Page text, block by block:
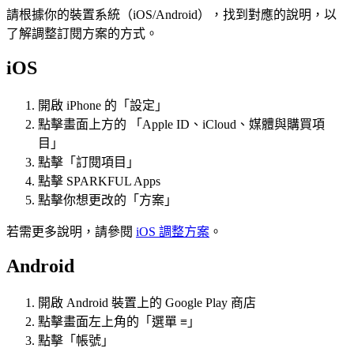
請根據你的裝置系統（iOS/Android），找到對應的說明，以
了解調整訂閱方案的方式。
iOS
開啟 iPhone 的「設定」
點擊畫面上方的 「Apple ID、iCloud、媒體與購買項
目」
點擊「訂閱項目」
點擊 SPARKFUL Apps
點擊你想更改的「方案」
若需更多說明，請參閱 iOS 調整方案 。
Android
開啟 Android 裝置上的 Google Play 商店
點擊畫面左上角的「選單 ≡」
點擊「帳號」